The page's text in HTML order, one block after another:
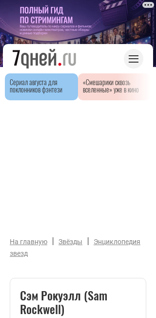
Сериал августа для
поклонников фэнтези
«Смешарики сквозь
вселенные» уже в кино
На главную | Звёзды |
Энциклопедия
звезд
Сэм Рокуэлл (Sam
Rockwell)